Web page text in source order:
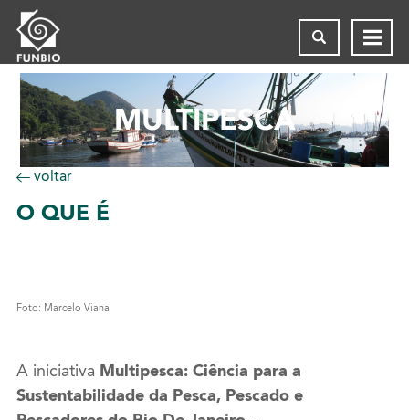
MULTIPESCA
voltar
OQUE É
Foto: Marcelo Viana
A iniciativa Multipesca: Ciência para a
Sustentabilidade da Pesca, Pescado e